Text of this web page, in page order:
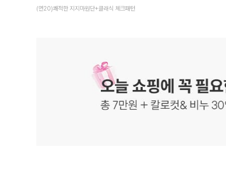
(면20)쾌적한 지지마원단+클래식 체크패턴